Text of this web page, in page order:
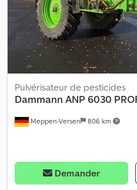
Meppen-Versen 806 km
Pulvérisateur de pesticides
Dammann ANP 6030
Demander